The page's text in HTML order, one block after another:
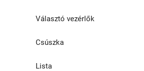
Választó vezérlők
Csúszka
Lista